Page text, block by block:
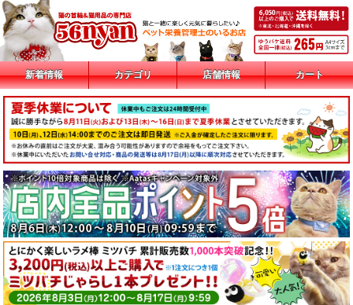
新着情報 カテゴリ 店舗情報 カート